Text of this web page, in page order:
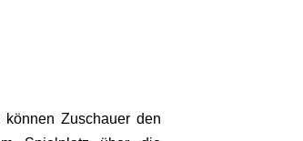
Zuschauer den